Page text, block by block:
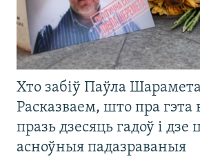
Хто забіў Паўла
Расказваем, што пра гэта
празь дзесяць гадоў і дзе
асноўныя падазраваныя